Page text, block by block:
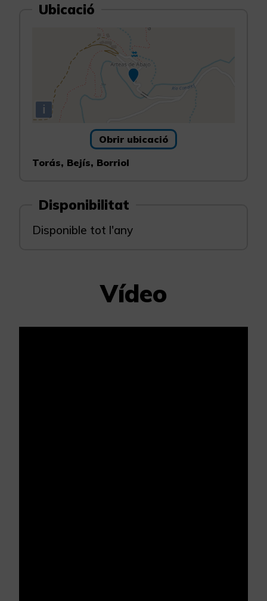
Ubicació
i
Obrir ubicació
Torás, Bejís, Borriol
Disponibilitat
Disponible tot l'any
Vídeo